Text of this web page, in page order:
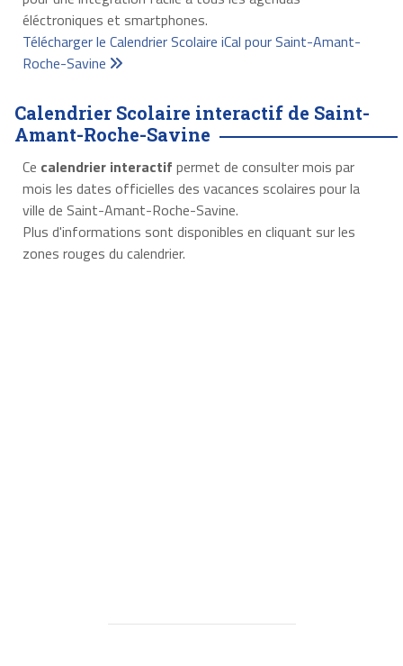
éléctroniques et smartphones.
Télécharger le Calendrier Scolaire iCal pour Saint-Amant-
Roche-Savine
Calendrier Scolaire interactif de Saint-
Amant-Roche-Savine
Ce calendrier interactif permet de consulter mois par
mois les dates officielles des vacances scolaires pour la
ville de Saint-Amant-Roche-Savine.
Plus d'informations sont disponibles en cliquant sur les
zones rouges du calendrier.